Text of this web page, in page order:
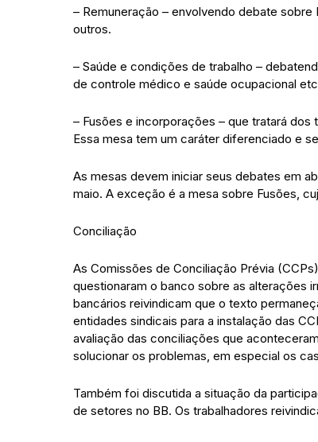
– Remuneração – envolvendo debate sobre
outros.
– Saúde e condições de trabalho –
de controle médico e saúde ocupacional
– Fusões e incorporações – que tratará
Essa mesa tem um caráter diferenciado e
As mesas devem iniciar seus debates em
maio. A exceção é a mesa sobre Fusões,
Conciliação
As Comissões de Conciliação Prévia
questionaram o banco sobre as alterações
bancários reivindicam que o texto
entidades sindicais para a instalação das
avaliação das conciliações que
solucionar os problemas, em especial os
Também foi discutida a situação da
de setores no BB. Os trabalhadores